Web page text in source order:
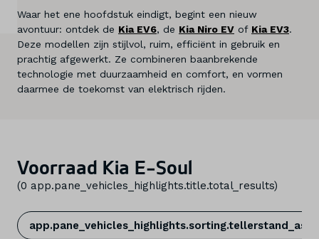
Land
Nederland
Taal
Nederlands
Waar het ene hoofdstuk eindigt, begint een nieuw
avontuur: ontdek de Kia EV6, de Kia Niro EV of Kia EV3.
Deze modellen zijn stijlvol, ruim, efficiënt in gebruik en
prachtig afgewerkt. Ze combineren baanbrekende
technologie met duurzaamheid en comfort, en vormen
daarmee de toekomst van elektrisch rijden.
Voorraad Kia E-Soul
(0 app.pane_vehicles_highlights.title.total_results)